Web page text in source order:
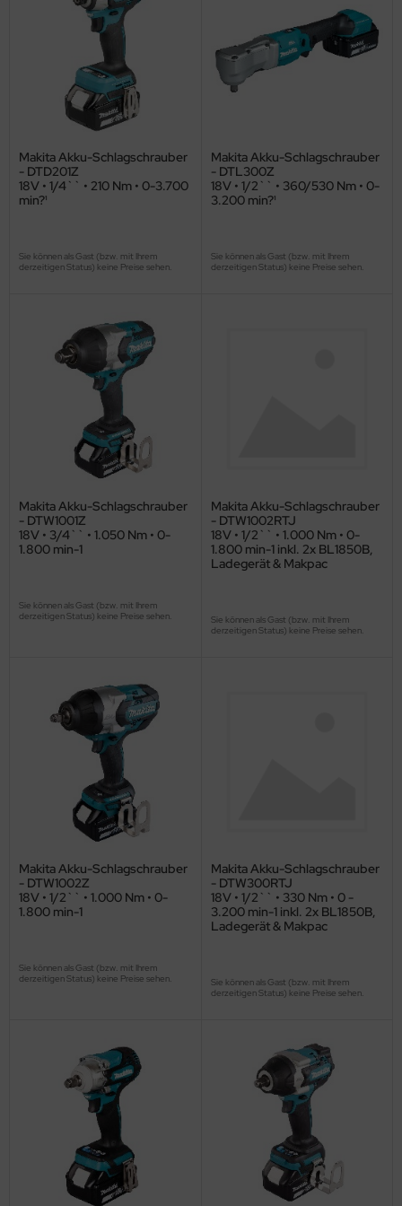
Makita Akku-Schlagschrauber
- DTD201Z
18V • 1/4`` • 210 Nm • 0-3.700
min?¹
Sie können als Gast (bzw. mit Ihrem
derzeitigen Status) keine Preise sehen.
Makita Akku-Schlagschrauber
- DTL300Z
18V • 1/2`` • 360/530 Nm • 0-
3.200 min?¹
Sie können als Gast (bzw. mit Ihrem
derzeitigen Status) keine Preise sehen.
Makita Akku-Schlagschrauber
- DTW1001Z
18V • 3/4`` • 1.050 Nm • 0-
1.800 min-1
Sie können als Gast (bzw. mit Ihrem
derzeitigen Status) keine Preise sehen.
Makita Akku-Schlagschrauber
- DTW1002RTJ
18V • 1/2`` • 1.000 Nm • 0-
1.800 min-1 inkl. 2x BL1850B,
Ladegerät & Makpac
Sie können als Gast (bzw. mit Ihrem
derzeitigen Status) keine Preise sehen.
Makita Akku-Schlagschrauber
- DTW1002Z
18V • 1/2`` • 1.000 Nm • 0-
1.800 min-1
Sie können als Gast (bzw. mit Ihrem
derzeitigen Status) keine Preise sehen.
Makita Akku-Schlagschrauber
- DTW300RTJ
18V • 1/2`` • 330 Nm • 0 -
3.200 min-1 inkl. 2x BL1850B,
Ladegerät & Makpac
Sie können als Gast (bzw. mit Ihrem
derzeitigen Status) keine Preise sehen.